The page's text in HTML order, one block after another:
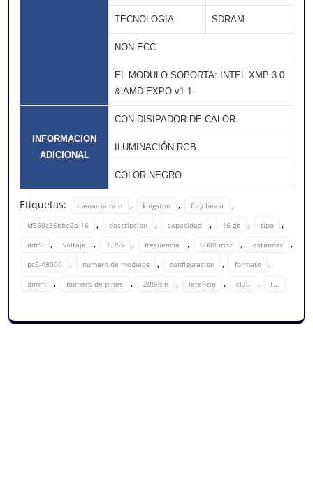
TECNOLOGIA SDRAM
NON-ECC
EL MODULO SOPORTA: INTEL XMP 3.0
& AMD EXPO v1.1
INFORMACION
ADICIONAL
CON DISIPADOR DE CALOR.
ILUMINACIÓN RGB
COLOR NEGRO
Etiquetas: memoria ram , kingston , fury beast ,
kf560c36bbe2a-16 , descripcion , capacidad , 16 gb , tipo ,
ddr5 , voltaje , 1.35v , frecuencia , 6000 mhz , estandar ,
pc5-48000 , numero de modulos , configuracion , formato ,
dimm , numero de pines , 288-pin , latencia , cl36 , t...